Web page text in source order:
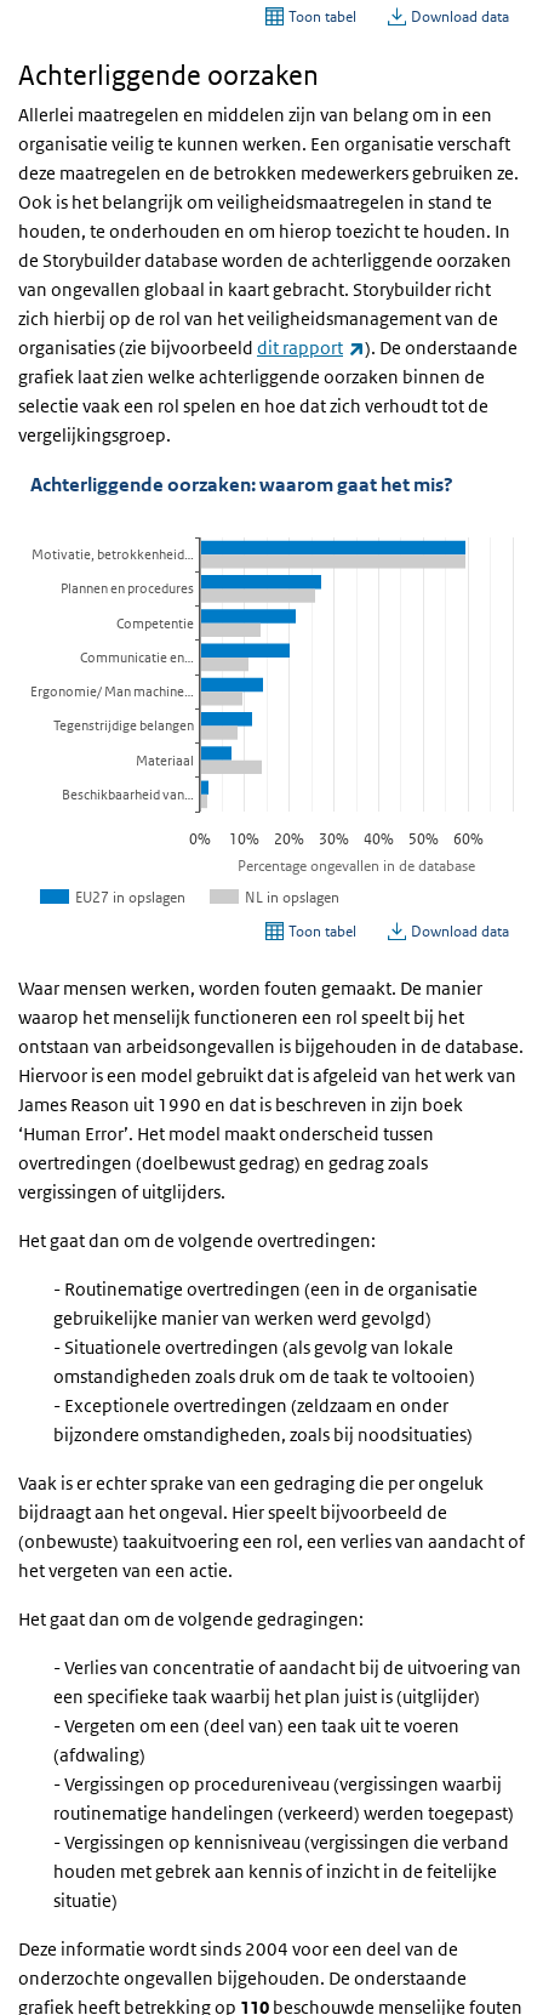
Achterliggende oorzaken
Allerlei maatregelen en middelen zijn van belang om in een
organisatie veilig te kunnen werken. Een organisatie verschaft
deze maatregelen en de betrokken medewerkers gebruiken ze.
Ook is het belangrijk om veiligheidsmaatregelen in stand te
houden, te onderhouden en om hierop toezicht te houden. In
de Storybuilder database worden de achterliggende oorzaken
van ongevallen globaal in kaart gebracht. Storybuilder richt
zich hierbij op de rol van het veiligheidsmanagement van de
organisaties (zie bijvoorbeeld dit rapport (externe link)
). De onderstaande
grafiek laat zien welke achterliggende oorzaken binnen de
selectie vaak een rol spelen en hoe dat zich verhoudt tot de
vergelijkingsgroep.
Waar mensen werken, worden fouten gemaakt. De manier
waarop het menselijk functioneren een rol speelt bij het
ontstaan van arbeidsongevallen is bijgehouden in de database.
Hiervoor is een model gebruikt dat is afgeleid van het werk van
James Reason uit 1990 en dat is beschreven in zijn boek
‘Human Error’. Het model maakt onderscheid tussen
overtredingen (doelbewust gedrag) en gedrag zoals
vergissingen of uitglijders.
Het gaat dan om de volgende overtredingen:
- Routinematige overtredingen (een in de organisatie
gebruikelijke manier van werken werd gevolgd)
- Situationele overtredingen (als gevolg van lokale
omstandigheden zoals druk om de taak te voltooien)
- Exceptionele overtredingen (zeldzaam en onder
bijzondere omstandigheden, zoals bij noodsituaties)
Vaak is er echter sprake van een gedraging die per ongeluk
bijdraagt aan het ongeval. Hier speelt bijvoorbeeld de
(onbewuste) taakuitvoering een rol, een verlies van aandacht of
het vergeten van een actie.
Het gaat dan om de volgende gedragingen:
- Verlies van concentratie of aandacht bij de uitvoering van
een specifieke taak waarbij het plan juist is (uitglijder)
- Vergeten om een (deel van) een taak uit te voeren
(afdwaling)
- Vergissingen op procedureniveau (vergissingen waarbij
routinematige handelingen (verkeerd) werden toegepast)
- Vergissingen op kennisniveau (vergissingen die verband
houden met gebrek aan kennis of inzicht in de feitelijke
situatie)
Deze informatie wordt sinds 2004 voor een deel van de
onderzochte ongevallen bijgehouden. De onderstaande
grafiek heeft betrekking op 110 beschouwde menselijke fouten